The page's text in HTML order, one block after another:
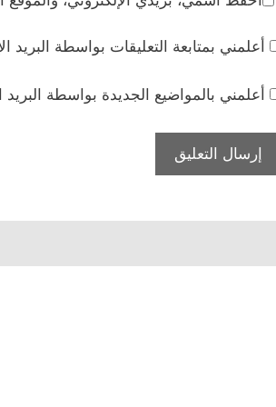
أعلمني بمتابعة التعليقات بواسطة البريد
أعلمني بالمواضيع الجديدة بواسطة البريد